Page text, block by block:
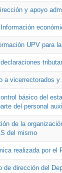
y apoyo
UPV para
a vicerrectorados
básico del
del personal
de la
del mismo
realizada por el
de dirección del